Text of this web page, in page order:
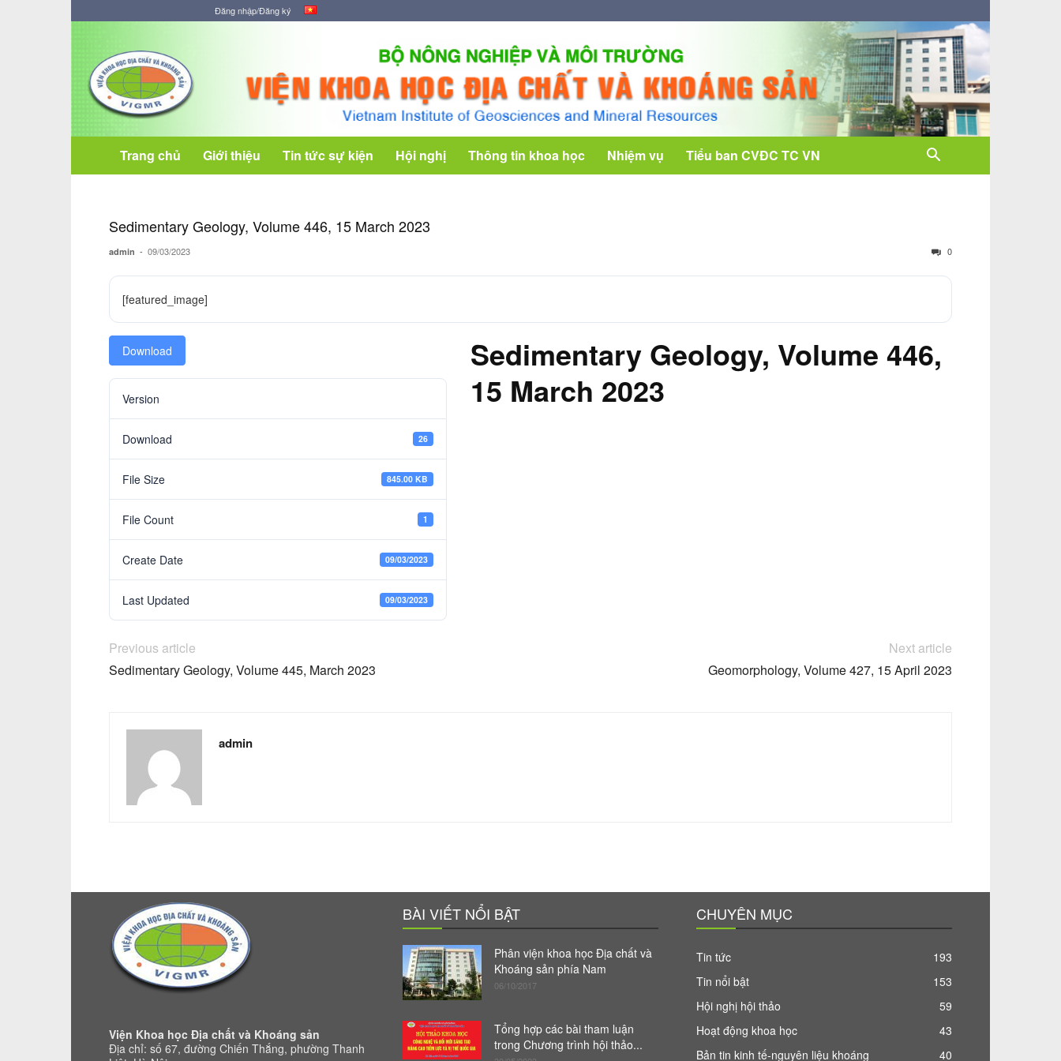
Đăng nhập/Đăng ký
Viện
Khoa
học
Địa
chất
và
Khoáng
sản
Trang chủ Giới thiệu Tin tức sự kiện Hội nghị Thông tin khoa học Nhiệm vụ Tiểu ban CVĐC TC VN
Sedimentary Geology, Volume 446, 15 March 2023
admin - 09/03/2023 0
[featured_image]
Download
Version
Download 26
File Size 845.00 KB
File Count 1
Create Date 09/03/2023
Last Updated 09/03/2023
Sedimentary Geology, Volume 446,
15 March 2023
Previous article
Sedimentary Geology, Volume 445, March 2023
Next article
Geomorphology, Volume 427, 15 April 2023
admin
Viện Khoa học Địa chất và Khoáng sản
Địa chỉ: số 67, đường Chiến Thắng, phường Thanh
BÀI VIẾT NỔI BẬT
Phân viện khoa học Địa chất và
Khoáng sản phía Nam
06/10/2017
Tổng hợp các bài tham luận
trong Chương trình hội thảo...
CHUYÊN MỤC
Tin tức
193
Tin nổi bật
153
Hội nghị hội thảo
59
Hoạt động khoa học
43
Bản tin kinh tế-nguyên liệu khoáng
40